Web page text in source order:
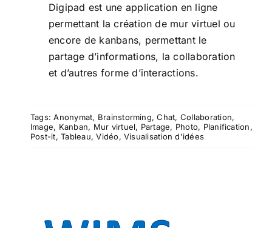
Digipad est une application en ligne
permettant la création de mur virtuel ou
encore de kanbans, permettant le
partage d’informations, la collaboration
et d’autres forme d’interactions.
Tags:Anonymat, Brainstorming,Chat, Collaboration,
Image, Kanban, Mur virtuel, Partage, Photo, Planification,
Post-it,Tableau,Vidéo, Visualisation d'idées